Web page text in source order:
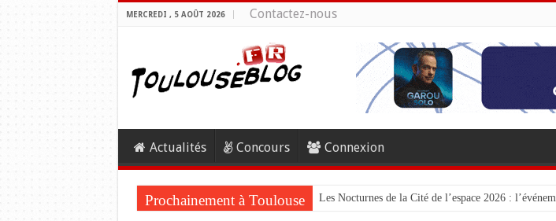
MERCREDI , 5 AOÛT 2026 Contactez-nous
Actualités Concours Connexion
Prochainement à Toulouse Les Nocturnes de la Cité de l’espace 2026 :